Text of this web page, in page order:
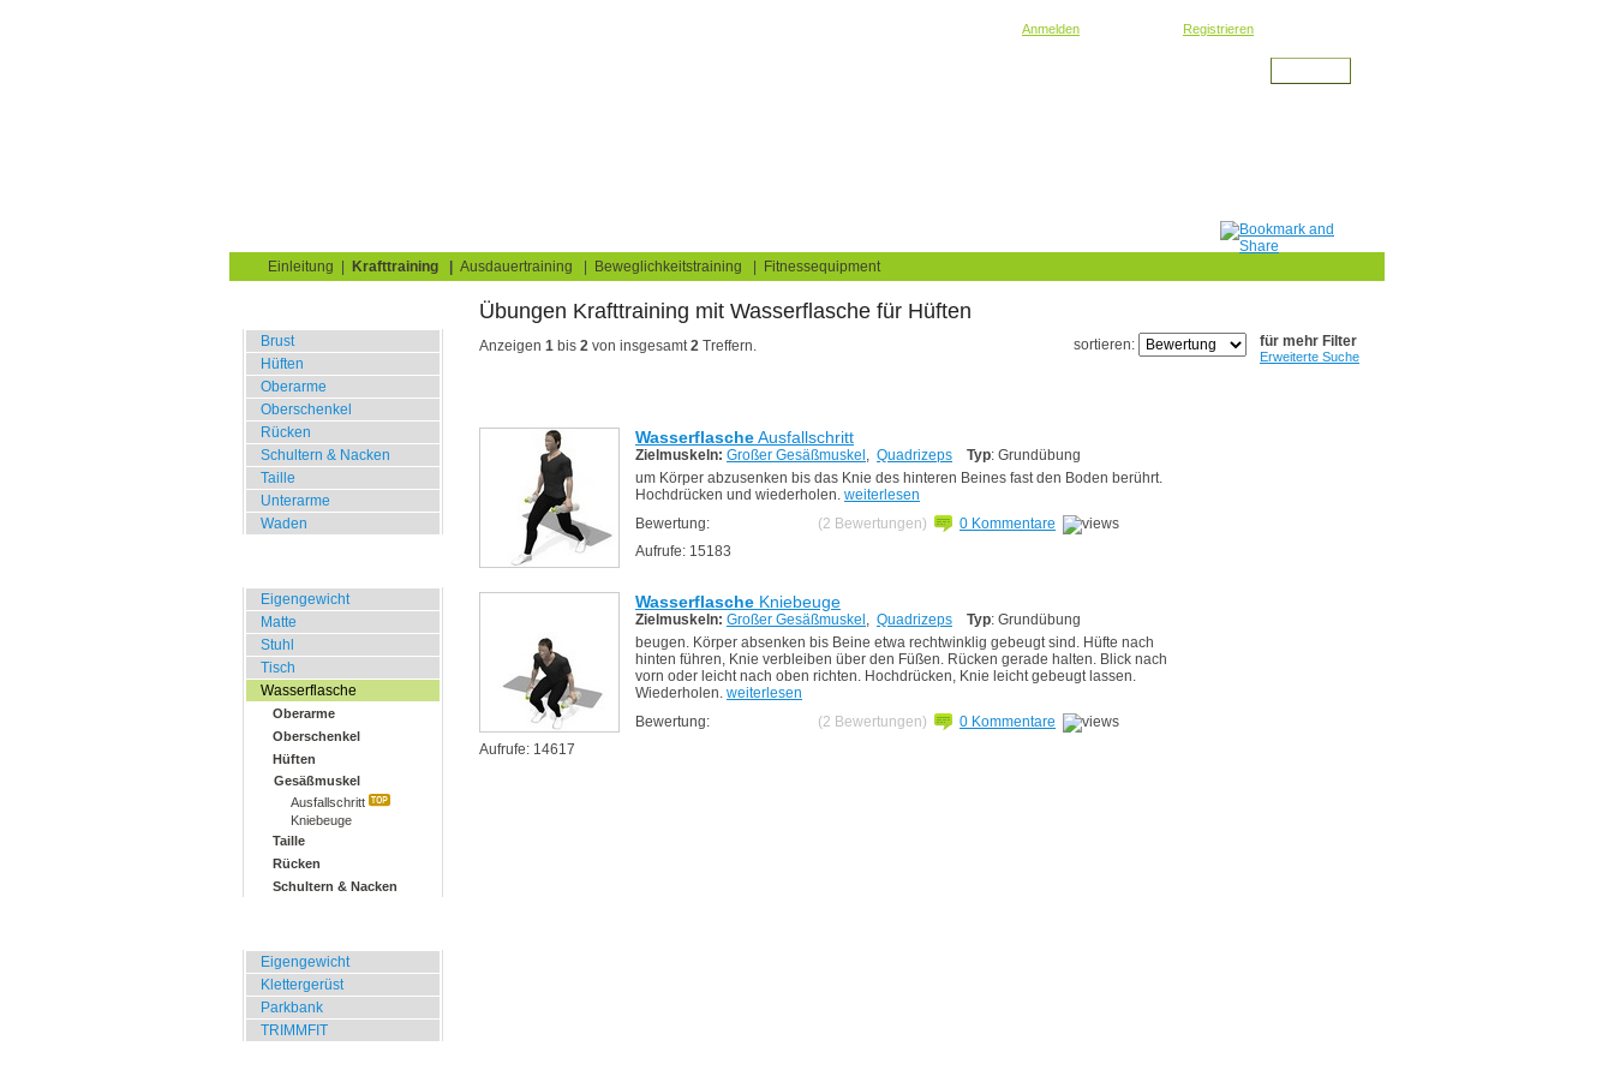
Anmelden Registrieren
Einleitung Krafttraining Ausdauertraining Beweglichkeitstraining Fitnessequipment
Brust
Hüften
Oberarme
Oberschenkel
Rücken
Schultern & Nacken
Taille
Unterarme
Waden
Eigengewicht
Matte
Stuhl
Tisch
Wasserflasche
Oberarme
Oberschenkel
Hüften
Gesäßmuskel
Ausfallschritt
Kniebeuge
Taille
Rücken
Schultern & Nacken
Eigengewicht
Klettergerüst
Parkbank
TRIMMFIT
Übungen Krafttraining für Hüften
Anzeigen 1 bis 2 von insgesamt2 Treffern. für mehr Filter
Erweiterte Suche
sortieren:
WasserflascheAusfallschritt
Zielmuskeln: Großer Gesäßmuskel , Quadrizeps Typ: Grundübung
um Körper abzusenken bis das Knie des hinteren Beines fast den Boden berührt.
Hochdrücken und wiederholen. weiterlesen
Bewertung:
(2 Bewertungen)
0 Kommentare
Aufrufe: 15183
Wasserflasche Kniebeuge
Zielmuskeln: Großer Gesäßmuskel , Quadrizeps Typ: Grundübung
beugen. Körper absenken bis Beine etwa rechtwinklig gebeugt sind. Hüfte nach
hinten führen, Knie verbleiben über den Füßen. Rücken gerade halten. Blick nach
vorn oder leicht nach oben richten. Hochdrücken, Knie leicht gebeugt lassen.
Wiederholen. weiterlesen
Bewertung:
(2 Bewertungen)
0 Kommentare
Aufrufe: 14617